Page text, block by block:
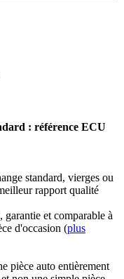
: référence ECU
standard, vierges ou
rapport qualité
et comparable à
d'occasion (plus
pièce auto entièrement